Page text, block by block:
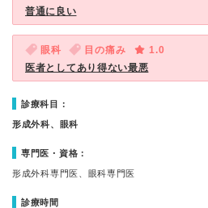
普通に良い
眼科 目の痛み
1.0
医者としてあり得ない最悪
診療科目：
形成外科、眼科
専門医・資格：
形成外科専門医、眼科専門医
診療時間